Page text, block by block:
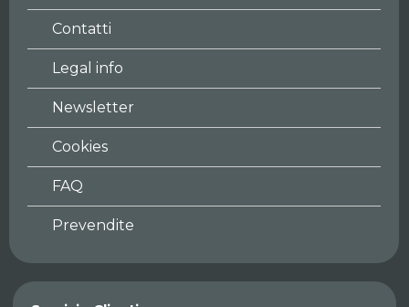
Contatti
Legal info
Newsletter
Cookies
FAQ
Prevendite